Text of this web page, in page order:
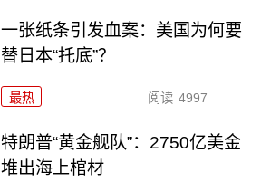
一张纸条引发血案：美国为何要
替日本“托底”？
最热 阅读 4997
特朗普“黄金舰队”：2750亿美金
堆出海上棺材